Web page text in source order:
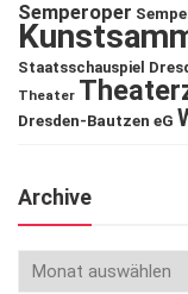
Semperoper
Staatsschauspiel
Theater
Dresden-Bautzen eG
Archive